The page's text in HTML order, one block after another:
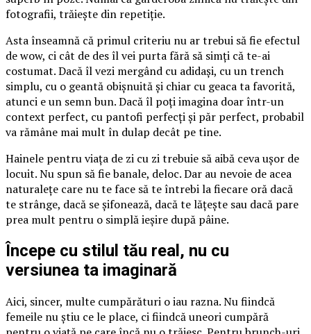
fotografii, trăiește din repetiție.
Asta înseamnă că primul criteriu nu ar trebui să fie efectul
de wow, ci cât de des îl vei purta fără să simți că te-ai
costumat. Dacă îl vezi mergând cu adidași, cu un trench
simplu, cu o geantă obișnuită și chiar cu geaca ta favorită,
atunci e un semn bun. Dacă îl poți imagina doar într-un
context perfect, cu pantofi perfecți și păr perfect, probabil
va rămâne mai mult în dulap decât pe tine.
Hainele pentru viața de zi cu zi trebuie să aibă ceva ușor de
locuit. Nu spun să fie banale, deloc. Dar au nevoie de acea
naturalețe care nu te face să te întrebi la fiecare oră dacă
te strânge, dacă se șifonează, dacă te lățește sau dacă pare
prea mult pentru o simplă ieșire după pâine.
Începe cu stilul tău real, nu cu
versiunea ta imaginară
Aici, sincer, multe cumpărături o iau razna. Nu fiindcă
femeile nu știu ce le place, ci fiindcă uneori cumpără